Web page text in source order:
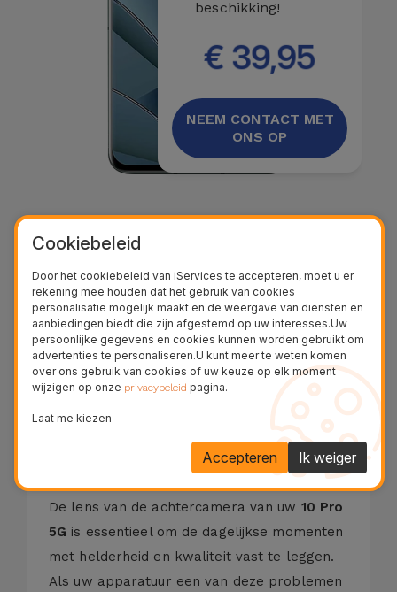
beschikking!
€ 39,95
NEEM CONTACT MET
ONS OP
Beschrijving
De lens van de achtercamera van uw 10 Pro
5G is essentieel om de dagelijkse momenten
met helderheid en kwaliteit vast te leggen.
Als uw apparatuur een van deze problemen
Cookiebeleid
Door het cookiebeleid van iServices te accepteren, moet u er
rekening mee houden dat het gebruik van cookies
personalisatie mogelijk maakt en de weergave van diensten en
aanbiedingen biedt die zijn afgestemd op uw interesses.Uw
persoonlijke gegevens en cookies kunnen worden gebruikt om
advertenties te personaliseren.U kunt meer te weten komen
over ons gebruik van cookies of uw keuze op elk moment
wijzigen op onze privacybeleid pagina.
Laat me kiezen
Ik weiger
Accepteren